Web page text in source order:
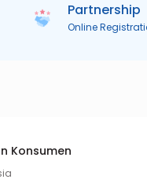
Partnership
Online
Konsumen